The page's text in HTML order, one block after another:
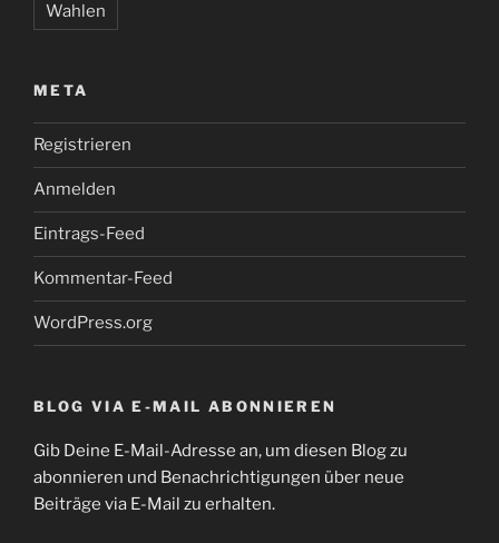
Wahlen
META
Registrieren
Anmelden
Eintrags-Feed
Kommentar-Feed
WordPress.org
BLOG VIA E-MAIL ABONNIEREN
Gib Deine E-Mail-Adresse an, um diesen Blog zu
abonnieren und Benachrichtigungen über neue
Beiträge via E-Mail zu erhalten.